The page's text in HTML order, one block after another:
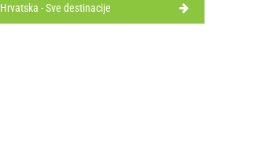
Hrvatska - Sve destinacije